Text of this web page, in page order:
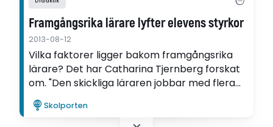
Framgångsrika lärare lyfter elevens styrkor
2013-08-12
Vilka faktorer ligger bakom framgångsrika
lärare? Det har Catharina Tjernberg forskat
om. "Den skickliga läraren jobbar med flera
olika metoder, och väljer utifrån mötet med
respektive elev vilken metod just den eleven
Skolporten